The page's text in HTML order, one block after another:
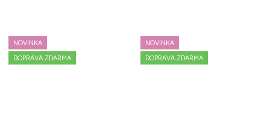
NOVINKA
DOPRAVA ZDARMA
NOVINKA
DOPRAVA ZDARMA